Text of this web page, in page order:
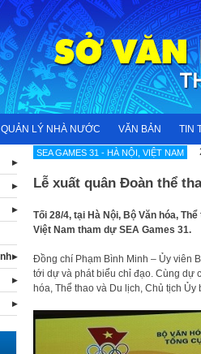
QUẢN LÝ NHÀ NƯỚC VĂN BẢN TIN
SEA GAMES 31 - HÀ NỘI, VIỆT NAM
Lễ xuất quân Đoàn thể
Tối 28/4, tại Hà Nội, Bộ Văn hóa,
Việt Nam tham dự SEA Games 31.
Đồng chí Phạm Bình Minh – Ủy viên
tới dự và phát biểu chỉ đạo. Cùng dự
hóa, Thể thao và Du lịch, Chủ tịch Ủy